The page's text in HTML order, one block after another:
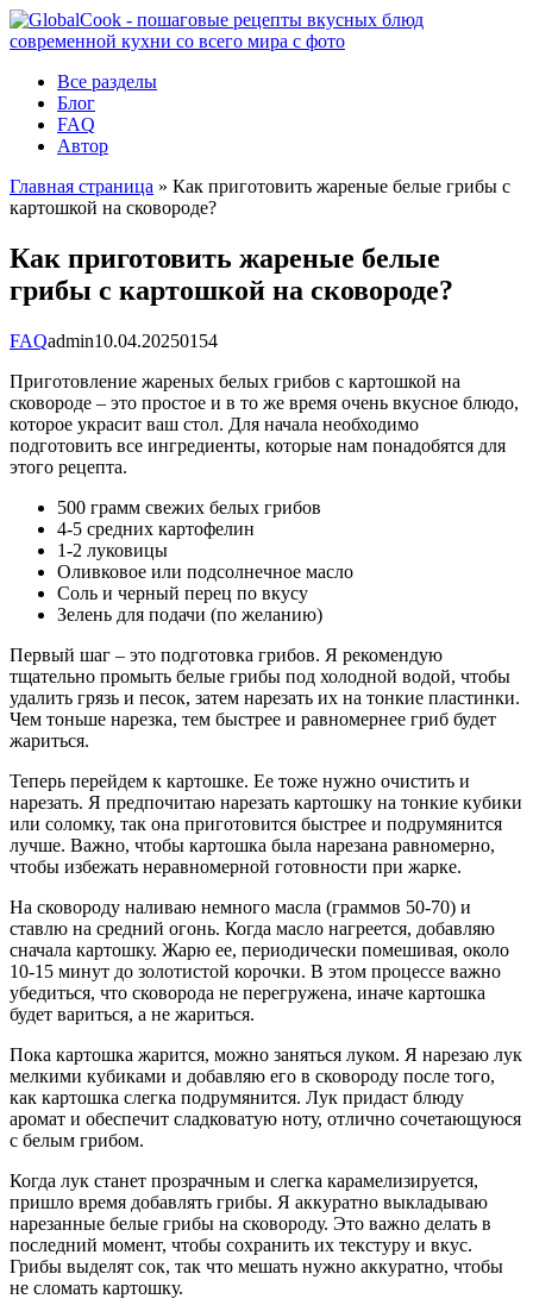
Перейти
к
Все разделы
Блог
FAQ
Автор
Главная страница » Как приготовить жареные белые грибы с
картошкой на сковороде?
Как приготовить жареные белые
грибы с картошкой на сковороде?
FAQadmin10.04.20250154
Приготовление жареных белых грибов с картошкой на
сковороде – это простое и в то же время очень вкусное блюдо,
которое украсит ваш стол. Для начала необходимо
подготовить все ингредиенты, которые нам понадобятся для
этого рецепта.
500 грамм свежих белых грибов
4-5 средних картофелин
1-2 луковицы
Оливковое или подсолнечное масло
Соль и черный перец по вкусу
Зелень для подачи (по желанию)
Первый шаг – это подготовка грибов. Я рекомендую
тщательно промыть белые грибы под холодной водой, чтобы
удалить грязь и песок, затем нарезать их на тонкие пластинки.
Чем тоньше нарезка, тем быстрее и равномернее гриб будет
жариться.
Теперь перейдем к картошке. Ее тоже нужно очистить и
нарезать. Я предпочитаю нарезать картошку на тонкие кубики
или соломку, так она приготовится быстрее и подрумянится
лучше. Важно, чтобы картошка была нарезана равномерно,
чтобы избежать неравномерной готовности при жарке.
На сковороду наливаю немного масла (граммов 50-70) и
ставлю на средний огонь. Когда масло нагреется, добавляю
сначала картошку. Жарю ее, периодически помешивая, около
10-15 минут до золотистой корочки. В этом процессе важно
убедиться, что сковорода не перегружена, иначе картошка
будет вариться, а не жариться.
Пока картошка жарится, можно заняться луком. Я нарезаю лук
мелкими кубиками и добавляю его в сковороду после того,
как картошка слегка подрумянится. Лук придаст блюду
аромат и обеспечит сладковатую ноту, отлично сочетающуюся
с белым грибом.
Когда лук станет прозрачным и слегка карамелизируется,
пришло время добавлять грибы. Я аккуратно выкладываю
нарезанные белые грибы на сковороду. Это важно делать в
последний момент, чтобы сохранить их текстуру и вкус.
Грибы выделят сок, так что мешать нужно аккуратно, чтобы
не сломать картошку.